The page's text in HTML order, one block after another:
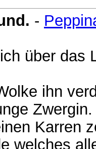
-
über das
ihn
Karren
welches